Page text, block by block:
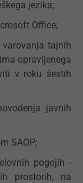
jezika;
Office;
tajnih
opravljenega
v roku šestih
javnih
SAOP;
pogojih -
prostorih, na